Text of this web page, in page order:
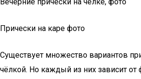
Прически на каре фото
Существует множество вариантов
чёлкой. Но каждый из них зависит